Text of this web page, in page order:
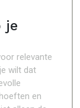
je
relevante
wilt dat
en